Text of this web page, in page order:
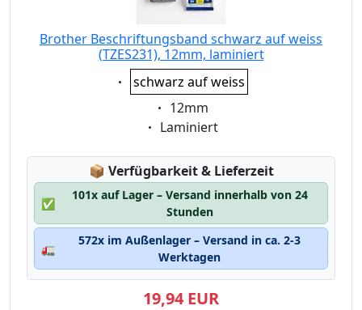
Brother Beschriftungsband schwarz auf weiss
(TZES231), 12mm, laminiert
Eigenschaft:
schwarz auf weiss
Eigenschaft:
12mm
Eigenschaft:
Laminiert
📦 Lagerstatus:
Verfügbarkeit & Lieferzeit
✅
101x auf Lager – Versand innerhalb von 24
Stunden
🚛
572x im Außenlager – Versand in ca. 2-3
Werktagen
19,94 EUR